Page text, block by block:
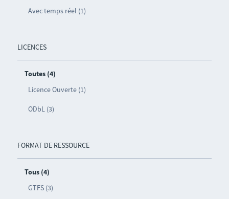
Avec temps réel (1)
LICENCES
Toutes (4)
Licence Ouverte (1)
ODbL (3)
FORMAT DE RESSOURCE
Tous (4)
GTFS (3)